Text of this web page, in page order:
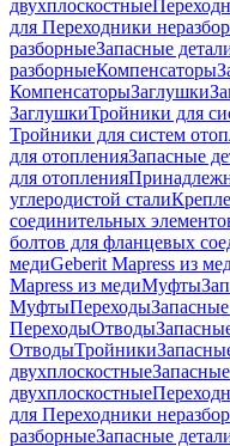
двухплоскостные
для Переходники
разборныеЗапасные
разборныеКомпенсаторы
КомпенсаторыЗаглушки
ЗаглушкиТройники для
Тройники для систем
для отопленияЗапасные
для отопления
углеродистой стали
соединительных
болтов для фланцевых
медиGeberit Mapress из
Mapress из медиМуфты
МуфтыПереходы
ПереходыОтводы
ОтводыТройники
двухплоскостные
двухплоскостные
для Переходники
разборныеЗапасные